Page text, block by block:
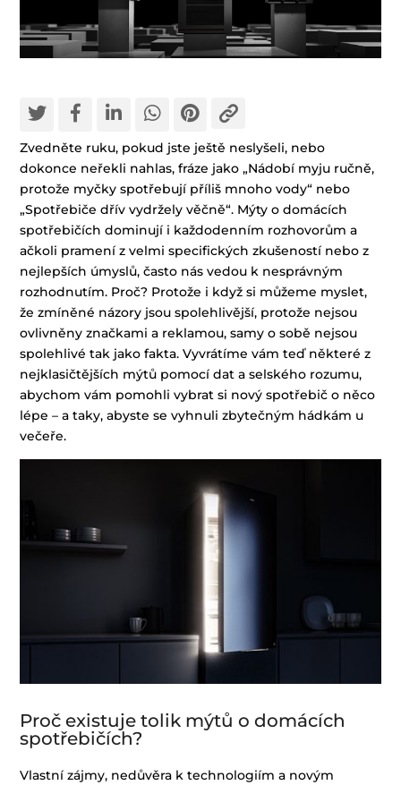
Zvedněte ruku, pokud jste ještě neslyšeli, nebo
dokonce neřekli nahlas, fráze jako „Nádobí myju ručně,
protože myčky spotřebují příliš mnoho vody“ nebo
„Spotřebiče dřív vydržely věčně“. Mýty o domácích
spotřebičích dominují i ​​každodenním rozhovorům a
ačkoli pramení z velmi specifických zkušeností nebo z
nejlepších úmyslů, často nás vedou k nesprávným
rozhodnutím. Proč? Protože i když si můžeme myslet,
že zmíněné názory jsou spolehlivější, protože nejsou
ovlivněny značkami a reklamou, samy o sobě nejsou
spolehlivé tak jako fakta. Vyvrátíme vám teď některé z
nejklasičtějších mýtů pomocí dat a selského rozumu,
abychom vám pomohli vybrat si nový spotřebič o něco
lépe – a taky, abyste se vyhnuli zbytečným hádkám u
večeře.
Proč existuje tolik mýtů o domácích
spotřebičích?
Vlastní zájmy, nedůvěra k technologiím a novým